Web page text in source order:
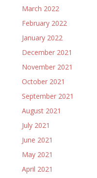
March 2022
February 2022
January 2022
December 2021
November 2021
October 2021
September 2021
August 2021
July 2021
June 2021
May 2021
April 2021